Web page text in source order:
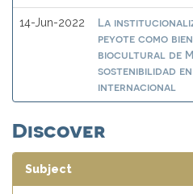
14-Jun-2022
La
peyote como
biocultural de
sostenibilidad
internacional
Discover
Subject